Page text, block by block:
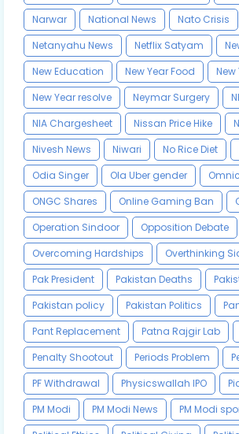
Narwar
National News
Nato Crisis
Netanyahu News
Netflix Satyam
New Education
New Year Food
New
New Year resolve
Neymar Surgery
NIA Chargesheet
Nissan Price Hike
Nivesh News
Niwari No Rice Diet
Odia Singer
Ola Uber gender
ONGC Shares
Online Gaming Ban
Operation Sindoor
Opposition Debate
Overcoming Hardships
Overthinking
Pak President
Pakistan Deaths
Pakistan policy
Pakistan Politics
Pant Replacement
Patna Rajgir Lab
Penalty Shootout
Periods Problem
PF Withdrawal
Physicswallah IPO
PM Modi
PM Modi News PM Modi